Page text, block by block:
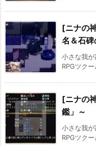
[ニナの
名＆石碑
小さな我
RPGツク
[ニナの
鑑」～
小さな我
RPGツク